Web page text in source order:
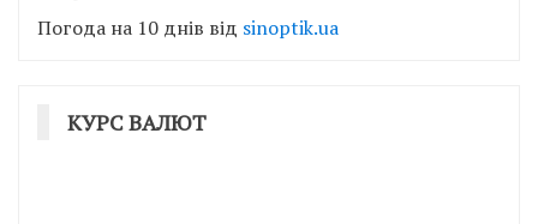
Погода на 10 днів від sinoptik.ua
КУРС ВАЛЮТ